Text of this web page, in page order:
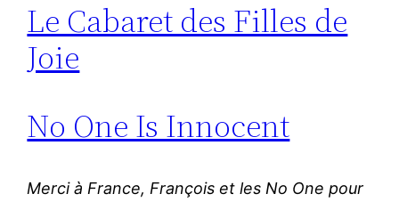
Le Cabaret des Filles de
Joie
No One Is Innocent
Merci à France, François et les No One pour